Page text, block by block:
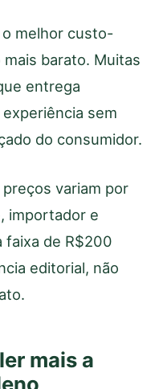
o melhor custo-
barato. Muitas
entrega
sem
do consumidor.
variam por
importador e
faixa de R$200
editorial, não
mais a